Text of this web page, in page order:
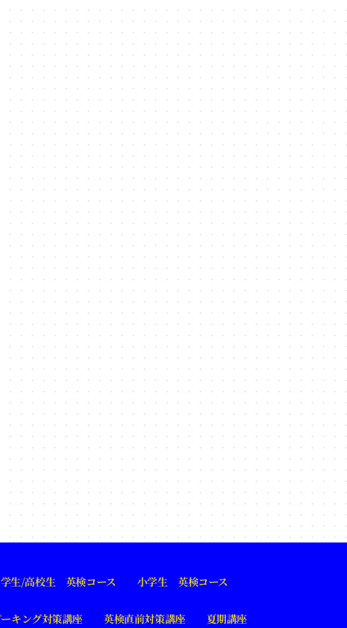
生/高校生 英検コース 小学生 英検コース
キング対策講座 英検直前対策講座 夏期講座